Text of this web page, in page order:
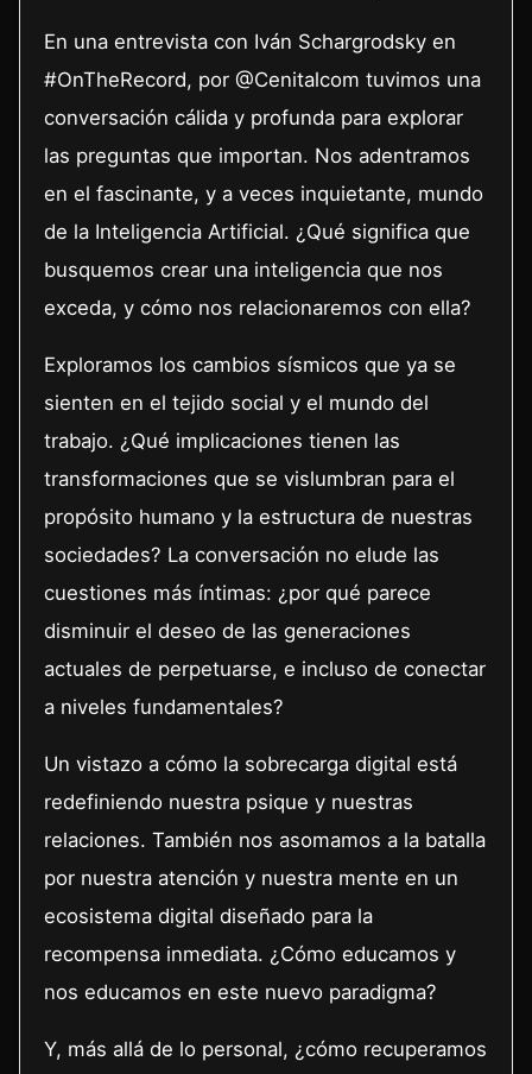
En una entrevista con Iván Schargrodsky en
#OnTheRecord, por @Cenitalcom tuvimos una
conversación cálida y profunda para explorar
las preguntas que importan. Nos adentramos
en el fascinante, y a veces inquietante, mundo
de la Inteligencia Artificial. ¿Qué significa que
busquemos crear una inteligencia que nos
exceda, y cómo nos relacionaremos con ella?
Exploramos los cambios sísmicos que ya se
sienten en el tejido social y el mundo del
trabajo. ¿Qué implicaciones tienen las
transformaciones que se vislumbran para el
propósito humano y la estructura de nuestras
sociedades? La conversación no elude las
cuestiones más íntimas: ¿por qué parece
disminuir el deseo de las generaciones
actuales de perpetuarse, e incluso de conectar
a niveles fundamentales?
Un vistazo a cómo la sobrecarga digital está
redefiniendo nuestra psique y nuestras
relaciones. También nos asomamos a la batalla
por nuestra atención y nuestra mente en un
ecosistema digital diseñado para la
recompensa inmediata. ¿Cómo educamos y
nos educamos en este nuevo paradigma?
Y, más allá de lo personal, ¿cómo recuperamos